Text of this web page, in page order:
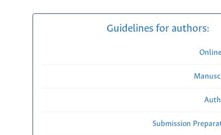
Guidelines for authors:
Submission